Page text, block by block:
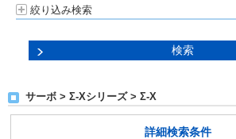
絞り込み検索
サーボ > Σ-Xシリーズ > Σ-X
詳細検索条件